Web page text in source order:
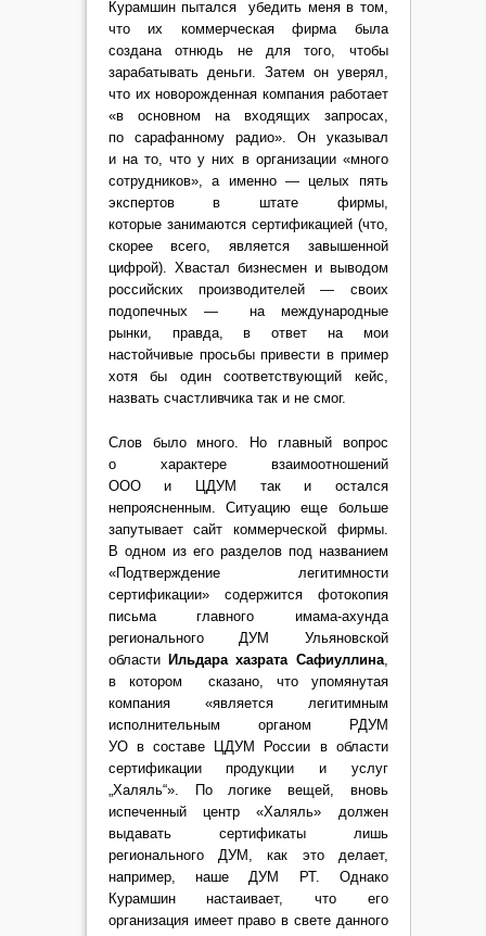
Курамшин пытался убедить меня в том,
что их коммерческая фирма была
создана отнюдь не для того, чтобы
зарабатывать деньги. Затем он уверял,
что их новорожденная компания работает
«в основном на входящих запросах,
по сарафанному радио». Он указывал
и на то, что у них в организации «много
сотрудников», а именно — целых пять
экспертов в штате фирмы,
которые занимаются сертификацией (что,
скорее всего, является завышенной
цифрой). Хвастал бизнесмен и выводом
российских производителей — своих
подопечных — на международные
рынки, правда, в ответ на мои
настойчивые просьбы привести в пример
хотя бы один соответствующий кейс,
назвать счастливчика так и не смог.
Слов было много. Но главный вопрос
о характере взаимоотношений
ООО и ЦДУМ так и остался
непроясненным. Ситуацию еще больше
запутывает сайт коммерческой фирмы.
В одном из его разделов под названием
«Подтверждение легитимности
сертификации» содержится фотокопия
письма главного имама-ахунда
регионального ДУМ Ульяновской
области Ильдара хазрата Сафиуллина,
в котором сказано, что упомянутая
компания «является легитимным
исполнительным органом РДУМ
УО в составе ЦДУМ России в области
сертификации продукции и услуг
„Халяль“». По логике вещей, вновь
испеченный центр «Халяль» должен
выдавать сертификаты лишь
регионального ДУМ, как это делает,
например, наше ДУМ РТ. Однако
Курамшин настаивает, что его
организация имеет право в свете данного